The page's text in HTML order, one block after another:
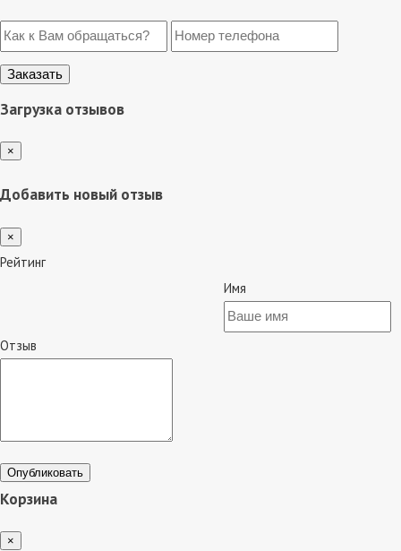
Загрузка отзывов
×
Добавить новый отзыв
×
Рейтинг
Имя
Отзыв
Опубликовать
Корзина
×